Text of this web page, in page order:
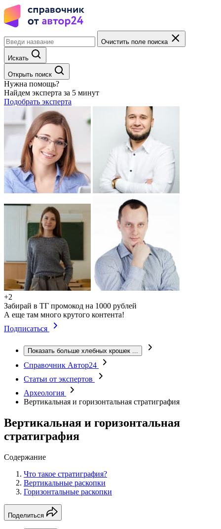
Очистить поле поиска
Искать
Открыть поиск
Нужна помощь?
Найдем эксперта за 5 минут
Подобрать эксперта
+2
Забирай в ТГ промокод на 1000 рублей
А еще там много крутого контента!
Подписаться
Показать больше хлебных крошек ...
Справочник Автор24
Статьи от экспертов
Археология
Вертикальная и горизонтальная стратиграфия
Вертикальная и горизонтальная
стратиграфия
Содержание
Что такое стратиграфия?
Вертикальные раскопки
Горизонтальные раскопки
Поделиться